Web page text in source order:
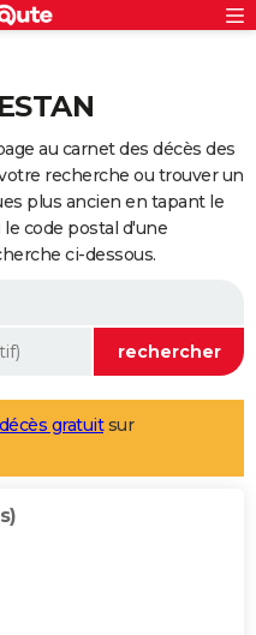
au carnet des décès des
recherche ou trouver un
plus ancien en tapant le
code postal d'une
ci-dessous.
gratuitsur